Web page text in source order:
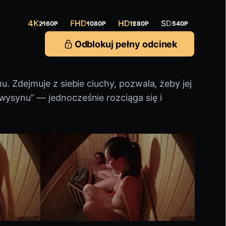
4K2160P FHD1080P HD1280P SD540P
Odblokuj pełny odcinek
Zdejmuje z siebie ciuchy, pozwala, żeby jej
— jednocześnie rozciąga się i